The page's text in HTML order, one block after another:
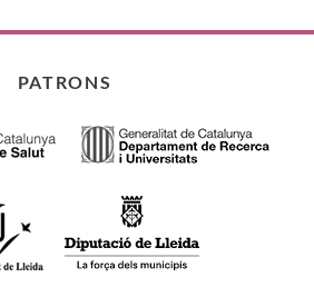
PATRONS